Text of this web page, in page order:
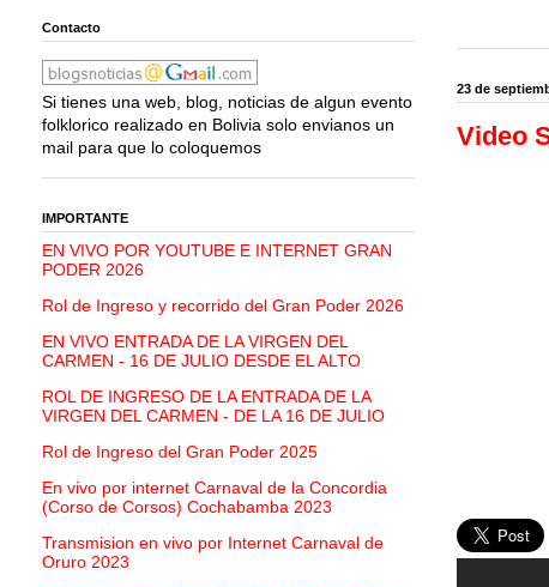
23 de
Video
Contacto
Si tienes una web, blog, noticias de algun evento
folklorico realizado en Bolivia solo envianos un
mail para que lo coloquemos
IMPORTANTE
EN VIVO POR YOUTUBE E INTERNET GRAN
PODER 2026
Rol de Ingreso y recorrido del Gran Poder 2026
EN VIVO ENTRADA DE LA VIRGEN DEL
CARMEN - 16 DE JULIO DESDE EL ALTO
ROL DE INGRESO DE LA ENTRADA DE LA
VIRGEN DEL CARMEN - DE LA 16 DE JULIO
Rol de Ingreso del Gran Poder 2025
En vivo por internet Carnaval de la Concordia
(Corso de Corsos) Cochabamba 2023
Transmision en vivo por Internet Carnaval de
Oruro 2023